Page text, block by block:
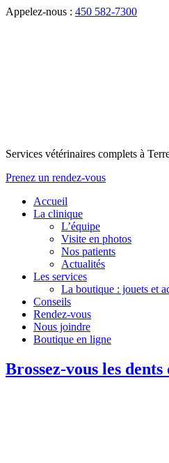
Appelez-nous : 450 582-7300
Services vétérinaires complets à
Prenez un rendez-vous
Accueil
La clinique
L’équipe
Visite en photos
Nos patients
Actualités
Les services
La boutique : jouets et
Conseils
Rendez-vous
Nous joindre
Boutique en ligne
Brossez-vous les